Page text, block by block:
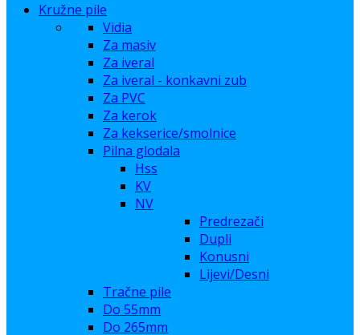
Kružne pile
Vidia
Za masiv
Za iveral
Za iveral - konkavni zub
Za PVC
Za kerok
Za kekserice/smolnice
Pilna glodala
Hss
KV
NV
Predrezači
Dupli
Konusni
Lijevi/Desni
Tračne pile
Do 55mm
Do 265mm